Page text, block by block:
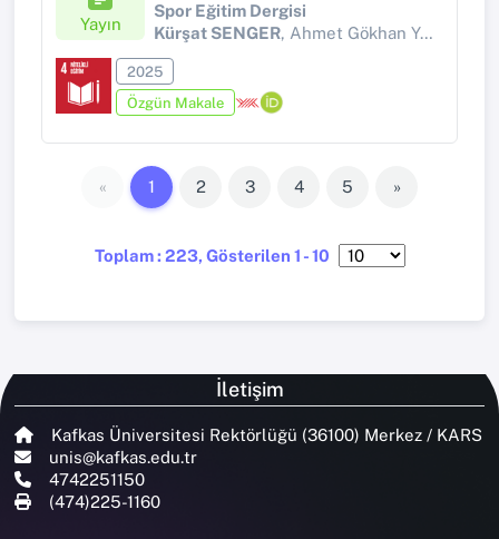
Yayın
Spor Eğitim Dergisi
Kürşat SENGER, Ahmet Gökhan YAZICI, İlim SARIKAYA, Bumin Kağan ÖZDEMİR
2025
Özgün Makale
Toplam : 223, Gösterilen 1 - 10
« 1 2 3 4 5 »
İletişim
Kafkas Üniversitesi Rektörlüğü (36100) Merkez / KARS
unis@kafkas.edu.tr
4742251150
(474)225-1160